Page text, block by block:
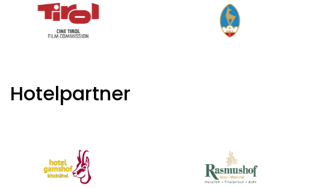
Hotelpartner